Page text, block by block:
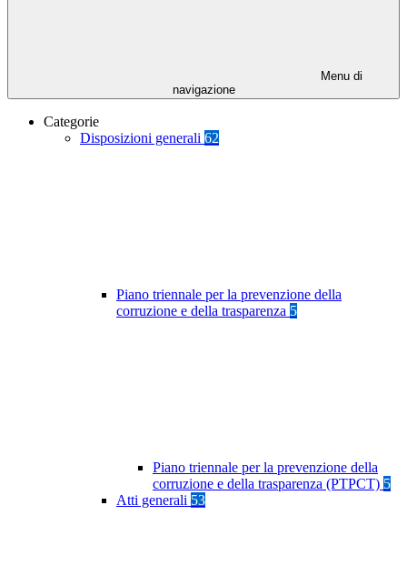
Menu di
navigazione
Categorie
Disposizioni generali 62
Piano triennale per la prevenzione della
corruzione e della trasparenza 5
Piano triennale per la prevenzione della
corruzione e della trasparenza (PTPCT) 5
Atti generali 53